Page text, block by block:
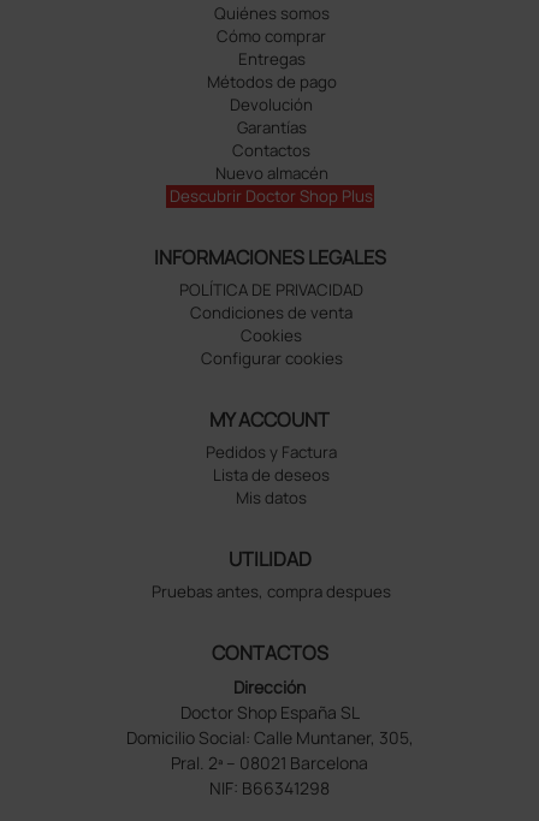
Quiénes somos
Cómo comprar
Entregas
Métodos de pago
Devolución
Garantías
Contactos
Nuevo almacén
Descubrir Doctor Shop Plus
INFORMACIONES LEGALES
POLÍTICA DE PRIVACIDAD
Condiciones de venta
Cookies
Configurar cookies
MY ACCOUNT
Pedidos y Factura
Lista de deseos
Mis datos
UTILIDAD
Pruebas antes, compra despues
CONTACTOS
Dirección
Doctor Shop España SL
Domicilio Social: Calle Muntaner, 305,
Pral. 2ª – 08021 Barcelona
NIF: B66341298